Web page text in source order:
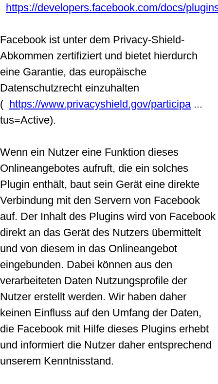
https://developers.facebook.com/docs/
Facebook ist unter dem Privacy-Shield-
Abkommen zertifiziert und bietet hierdurch
eine Garantie, das europäische
Datenschutzrecht einzuhalten
( https://www.privacyshield.gov/participa ...
tus=Active).
Wenn ein Nutzer eine Funktion dieses
Onlineangebotes aufruft, die ein solches
Plugin enthält, baut sein Gerät eine direkte
Verbindung mit den Servern von Facebook
auf. Der Inhalt des Plugins wird von Facebook
direkt an das Gerät des Nutzers übermittelt
und von diesem in das Onlineangebot
eingebunden. Dabei können aus den
verarbeiteten Daten Nutzungsprofile der
Nutzer erstellt werden. Wir haben daher
keinen Einfluss auf den Umfang der Daten,
die Facebook mit Hilfe dieses Plugins erhebt
und informiert die Nutzer daher entsprechend
unserem Kenntnisstand.